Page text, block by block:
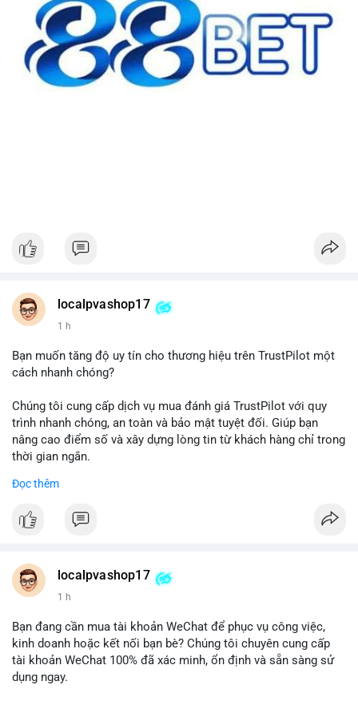
localpvashop17
1 h
Bạn muốn tăng độ uy tín cho thương hiệu trên TrustPilot một
cách nhanh chóng?
Chúng tôi cung cấp dịch vụ mua đánh giá TrustPilot với quy
trình nhanh chóng, an toàn và bảo mật tuyệt đối. Giúp bạn
nâng cao điểm số và xây dựng lòng tin từ khách hàng chỉ trong
thời gian ngắn.
Đặt hàng ngay hôm nay để nhận ưu đãi:
👉 Order tại: localpvashop
👉 Telegram: @localpvashop
👉 Email: localpvashop@gmail.com
Đừng bỏ lỡ cơ hội cải thiện danh tiếng trực tuyến của bạn một
cách hiệu quả!
Đọc thêm
localpvashop17
1 h
Bạn đang cần mua tài khoản WeChat để phục vụ công việc,
kinh doanh hoặc kết nối bạn bè? Chúng tôi chuyên cung cấp
tài khoản WeChat 100% đã xác minh, ổn định và sẵn sàng sử
dụng ngay.